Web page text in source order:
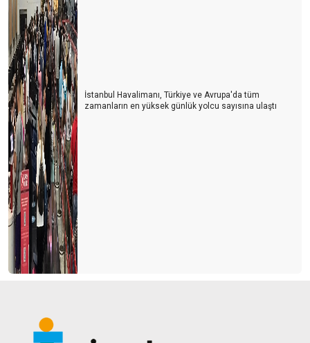
İstanbul Havalimanı, Türkiye ve Avrupa'da tüm
zamanların en yüksek günlük yolcu sayısına ulaştı